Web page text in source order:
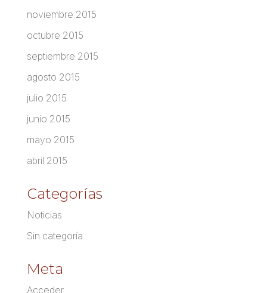
noviembre 2015
octubre 2015
septiembre 2015
agosto 2015
julio 2015
junio 2015
mayo 2015
abril 2015
Categorías
Noticias
Sin categoría
Meta
Acceder